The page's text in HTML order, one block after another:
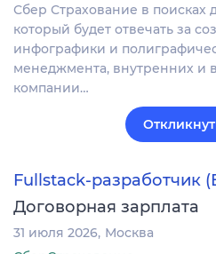
Сбер Страхование в поисках
который будет отвечать за
инфографики и
менеджмента, внутренних и
компании…
Fullstack-разработчик
Договорная зарплата
31 июля 2026 Москва